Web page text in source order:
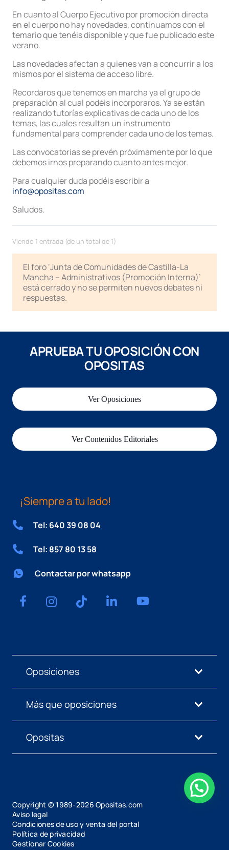
En cuanto al Cuerpo Ejecutivo por promoción directa
en el cuerpo no hay novedades, continuamos con el
temario que tenéis disponible y que fue publicado este
verano.
Las novedades afectan a quienes van a concurrir a los
mismos por el sistema de acceso libre.
Recordaros que tenemos en marcha ya el grupo de
preparación al cual podéis incorporaros. Ya se están
realizando tutorías explicativas de cada uno de los
temas, las cuales resultan un instrumento
fundamental para comprender cada uno de los temas.
Las convocatorias se prevén próximamente por lo que
debemos irnos preparando cuanto antes mejor.
Para cualquier duda podéis escribir a
info@opositas.com
Saludos.
Viendo 1 entrada (de un total de 1)
El foro ‘Junta de Comunidades de Castilla-La
Mancha – Administrativos (Promoción Interna)’
está cerrado y no se permiten nuevos debates ni
respuestas.
APRUEBA TU OPOSICIÓN CON
OPOSITAS
Ver Oposiciones
Ver Contenidos Editoriales
¡Siempre a tu lado!
Tel: 640 39 08 04
Tel: 857 80 13 58
Contactar por whatsapp
Oposiciones
Más que oposiciones
Opositas
Copyright © 1989-2026 Opositas.com
Aviso legal
Condiciones de uso y venta del portal
Política de privacidad
Gestionar Cookies